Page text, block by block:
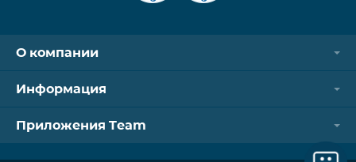
О компании
Информация
Приложения Team